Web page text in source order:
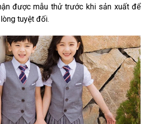
được mẫu thử trước khi sản xuất để
tuyệt đối.